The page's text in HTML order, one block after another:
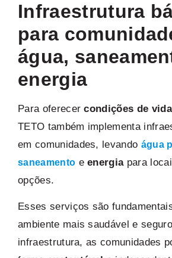
Infraestrutura
para
água,
energia
Para oferecercondições de vida
TETO também implementa
em comunidades, levando água
saneamento eenergiapara
opções.
Esses serviços são
ambiente mais saudável e
infraestrutura, as comunidades